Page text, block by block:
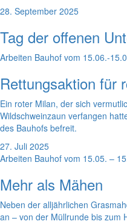
28. September 2025
Tag der offenen
Arbeiten Bauhof vom 15.06.-
Rettungsaktion für
Ein roter Milan, der sich
Wildschweinzaun verfangen
des Bauhofs befreit.
27. Juli 2025
Arbeiten Bauhof vom 15.05. –
Mehr als Mähen
Neben der alljährlichen
an – von der Müllrunde bis zum